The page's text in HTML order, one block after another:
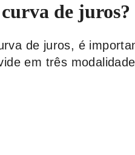
de juros?
de juros, é
em três